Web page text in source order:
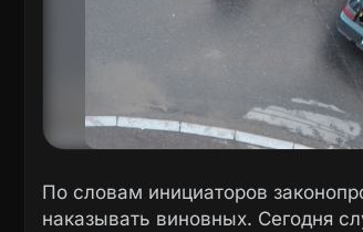
По словам инициаторов
наказывать виновных. Сегодня